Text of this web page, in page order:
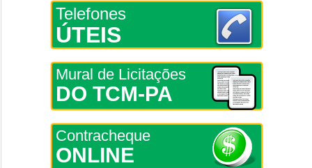
Telefones
ÚTEIS
Mural de Licitações
DO TCM-PA
Contracheque
ONLINE